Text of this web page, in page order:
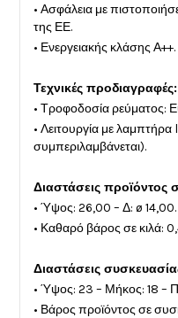
• Ασφάλεια με
της ΕΕ.
• Ενεργειακής κλάσης Α++.
Τεχνικές προδιαγραφές:
• Τροφοδοσία ρεύματος:
• Λειτουργία με
συμπεριλαμβάνεται).
Διαστάσεις προϊόντος
• Ύψος: 26,00 – Δ: ø 14,00.
• Καθαρό βάρος σε κιλά:
Διαστάσεις
• Ύψος: 23 – Μήκος: 18 –
• Βάρος προϊόντος σε